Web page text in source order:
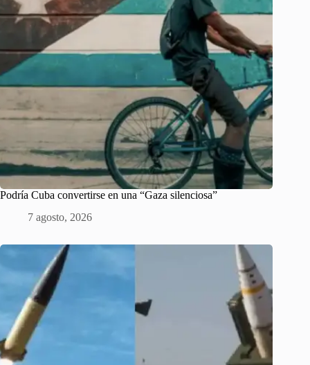
Podría Cuba convertirse en una “Gaza silenciosa”
7 agosto, 2026